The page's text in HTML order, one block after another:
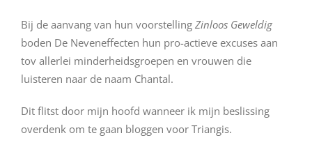
Bij de aanvang van hun voorstelling Zinloos Geweldig
boden De Neveneffecten hun pro-actieve excuses aan
tov allerlei minderheidsgroepen en vrouwen die
luisteren naar de naam Chantal.
Dit flitst door mijn hoofd wanneer ik mijn beslissing
overdenk om te gaan bloggen voor Triangis.